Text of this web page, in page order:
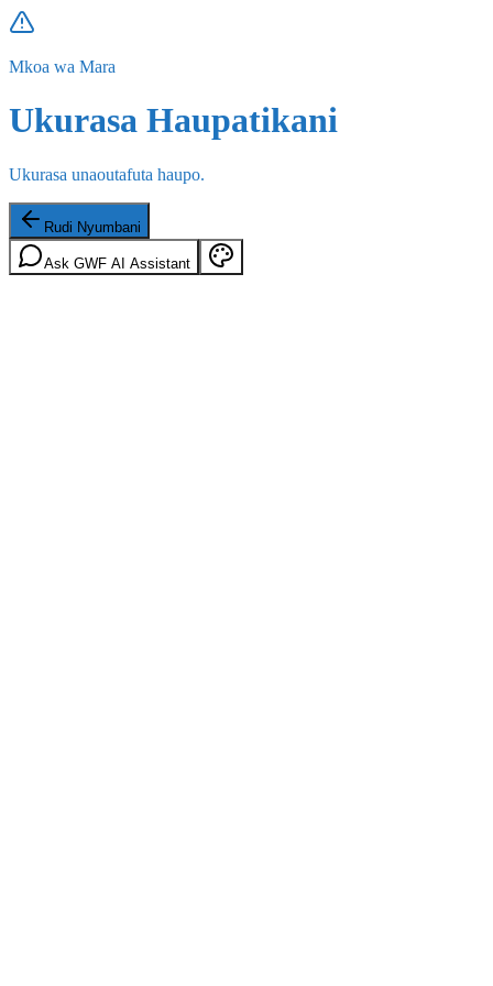
Mkoa wa Mara
Ukurasa Haupatikani
Ukurasa unaoutafuta haupo.
Rudi Nyumbani
Ask GWF AI Assistant